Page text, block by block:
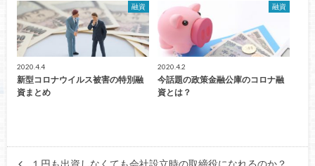
融資
2020.4.4
新型コロナウイルス被害の特別融
資まとめ
融資
2020.4.2
今話題の政策金融公庫のコロナ融
資とは？